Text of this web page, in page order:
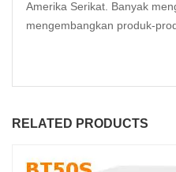
Amerika Serikat. Banyak
mengembangkan produk-
RELATED PRODUCTS